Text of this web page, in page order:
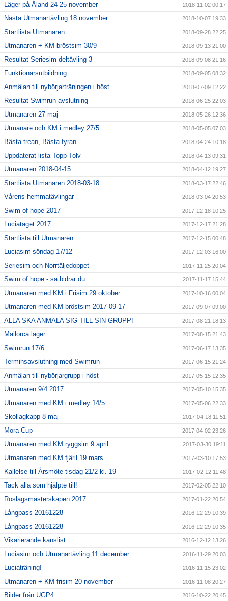
Läger på Åland 24-25 november 2018-11-02 00:17
Nästa Utmanartävling 18 november 2018-10-07 19:33
Startlista Utmanaren 2018-09-28 22:25
Utmanaren + KM bröstsim 30/9 2018-09-13 21:00
Resultat Seriesim deltävling 3 2018-09-08 21:16
Funktionärsutbildning 2018-09-05 08:32
Anmälan till nybörjarträningen i höst 2018-07-09 12:22
Resultat Swimrun avslutning 2018-06-25 22:03
Utmanaren 27 maj 2018-05-26 12:36
Utmanare och KM i medley 27/5 2018-05-05 07:03
Bästa trean, Bästa fyran 2018-04-24 10:18
Uppdaterat lista Topp Tolv 2018-04-13 09:31
Utmanaren 2018-04-15 2018-04-12 19:27
Startlista Utmanaren 2018-03-18 2018-03-17 22:46
Vårens hemmatävlingar 2018-03-04 20:53
Swim of hope 2017 2017-12-18 10:25
Luciatåget 2017 2017-12-17 21:28
Startlista till Utmanaren 2017-12-15 00:48
Luciasim söndag 17/12 2017-12-03 16:00
Seriesim och Norrtäljedoppet 2017-11-25 20:04
Swim of hope - så bidrar du 2017-11-17 15:44
Utmanaren med KM i Frisim 29 oktober 2017-10-16 00:04
Utmanaren med KM bröstsim 2017-09-17 2017-09-07 09:00
ALLA SKA ANMÄLA SIG TILL SIN GRUPP! 2017-08-21 18:13
Mallorca läger 2017-08-15 21:43
Swimrun 17/6 2017-06-17 13:35
Terminsavslutning med Swimrun 2017-06-15 21:24
Anmälan till nybörjargrupp i höst 2017-05-15 12:35
Utmanaren 9/4 2017 2017-05-10 15:35
Utmanaren med KM i medley 14/5 2017-05-06 22:33
Skollagkapp 8 maj 2017-04-18 11:51
Mora Cup 2017-04-02 23:26
Utmanaren med KM ryggsim 9 april 2017-03-30 19:11
Utmanaren med KM fjäril 19 mars 2017-03-10 17:53
Kallelse till Årsmöte tisdag 21/2 kl. 19 2017-02-12 11:48
Tack alla som hjälpte till! 2017-02-05 22:10
Roslagsmästerskapen 2017 2017-01-22 20:54
Långpass 20161228 2016-12-29 10:39
Långpass 20161228 2016-12-29 10:35
Vikarierande kanslist 2016-12-12 13:26
Luciasim och Utmanartävling 11 december 2016-11-29 20:03
Luciaträning! 2016-11-15 23:02
Utmanaren + KM frisim 20 november 2016-11-08 20:27
Bilder från UGP4 2016-10-22 20:45